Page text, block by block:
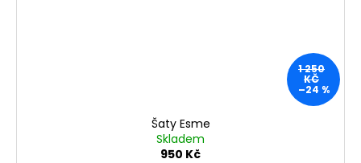
1 250
KČ
–24 %
Šaty Esme
Skladem
950 Kč